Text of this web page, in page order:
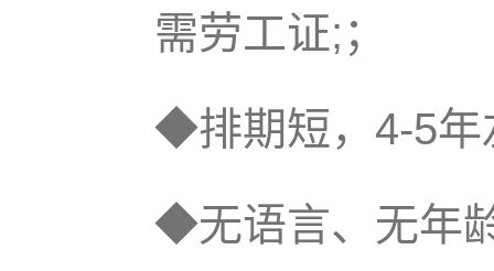
需劳工证;；
◆排期短，4-5
◆无语言、无